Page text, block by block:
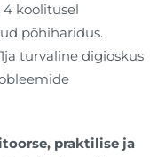
koolitusel
põhiharidus.
turvaline digioskus
praktilise ja